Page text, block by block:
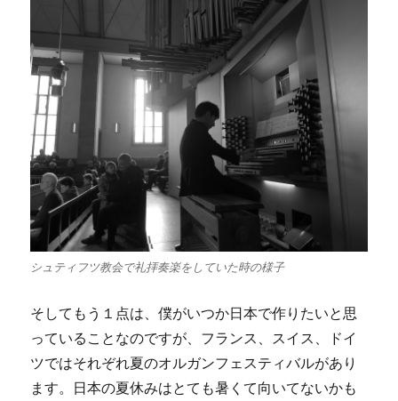
シュティフツ教会で礼拝奏楽をしていた時の様子
そしてもう１点は、僕がいつか日本で作りたいと思
っていることなのですが、フランス、スイス、ドイ
ツではそれぞれ夏のオルガンフェスティバルがあり
ます。日本の夏休みはとても暑くて向いてないかも